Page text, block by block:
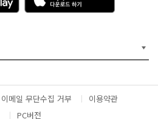
p
e
서
다
운
이메일 무단수집 거부
이용약관
PC버전